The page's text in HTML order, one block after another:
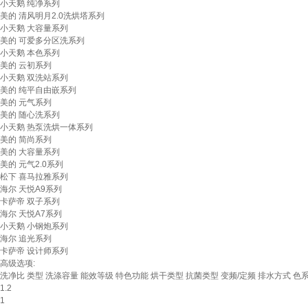
小天鹅 纯净系列
美的 清风明月2.0洗烘塔系列
小天鹅 大容量系列
美的 可爱多分区洗系列
小天鹅 本色系列
美的 云初系列
小天鹅 双洗站系列
美的 纯平自由嵌系列
美的 元气系列
美的 随心洗系列
小天鹅 热泵洗烘一体系列
美的 简尚系列
美的 大容量系列
美的 元气2.0系列
松下 喜马拉雅系列
海尔 天悦A9系列
卡萨帝 双子系列
海尔 天悦A7系列
小天鹅 小钢炮系列
海尔 追光系列
卡萨帝 设计师系列
高级选项:
洗净比 类型 洗涤容量 能效等级 特色功能 烘干类型 抗菌类型 变频/定频 排水方式 色
1.2
1